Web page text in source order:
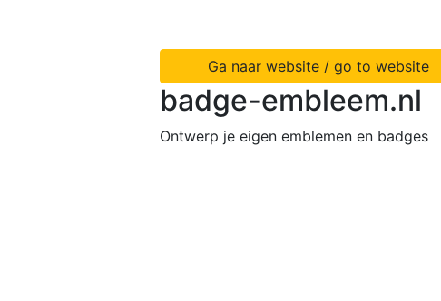
Ga naar website / go to website
badge-embleem.nl
Ontwerp je eigen emblemen en badges